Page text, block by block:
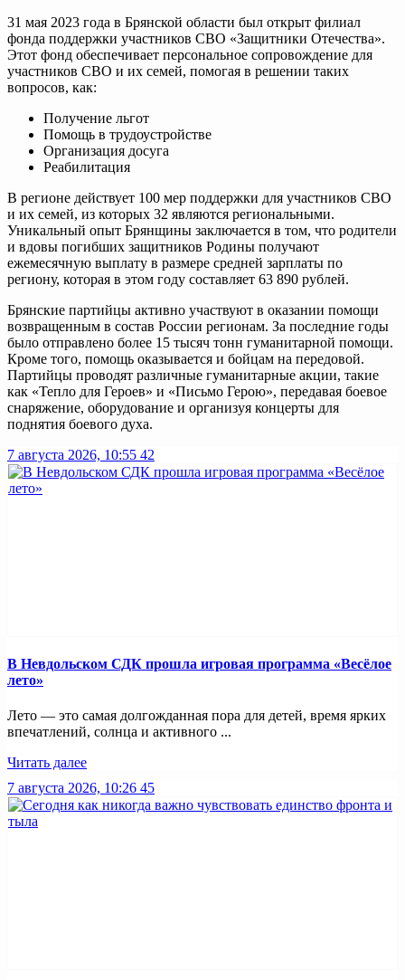
31 мая 2023 года в Брянской области был открыт филиал
фонда поддержки участников СВО «Защитники Отечества».
Этот фонд обеспечивает персональное сопровождение для
участников СВО и их семей, помогая в решении таких
вопросов, как:
Получение льгот
Помощь в трудоустройстве
Организация досуга
Реабилитация
В регионе действует 100 мер поддержки для участников СВО
и их семей, из которых 32 являются региональными.
Уникальный опыт Брянщины заключается в том, что родители
и вдовы погибших защитников Родины получают
ежемесячную выплату в размере средней зарплаты по
региону, которая в этом году составляет 63 890 рублей.
Брянские партийцы активно участвуют в оказании помощи
возвращенным в состав России регионам. За последние годы
было отправлено более 15 тысяч тонн гуманитарной помощи.
Кроме того, помощь оказывается и бойцам на передовой.
Партийцы проводят различные гуманитарные акции, такие
как «Тепло для Героев» и «Письмо Герою», передавая боевое
снаряжение, оборудование и организуя концерты для
поднятия боевого духа.
7 августа 2026, 10:55 42
В Невдольском СДК прошла игровая программа «Весёлое
лето»
Лето — это самая долгожданная пора для детей, время ярких
впечатлений, солнца и активного ...
Читать далее
7 августа 2026, 10:26 45